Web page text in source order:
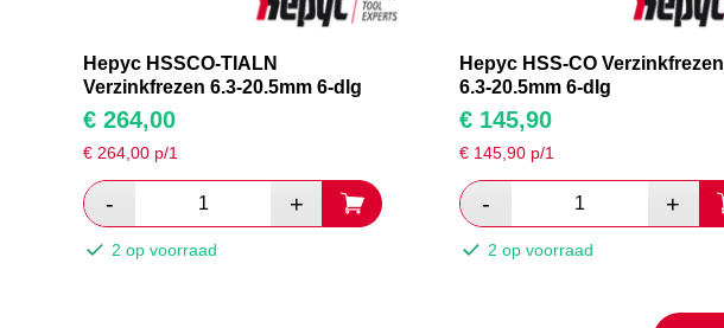
Hepyc HSSCO-TIALN
Verzinkfrezen 6.3-20.5mm 6-dlg
€ 264,00
€ 264,00 p/1
2 op voorraad
Hepyc HSS-CO Verzinkfrezen
6.3-20.5mm 6-dlg
€ 145,90
€ 145,90 p/1
2 op voorraad